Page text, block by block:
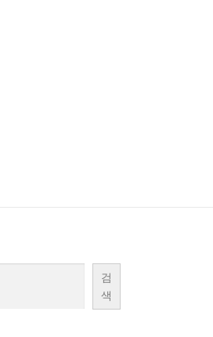
검
색